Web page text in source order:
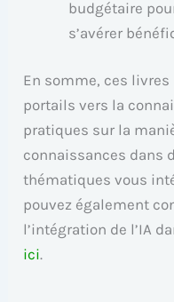
budgétaire
s’avérer
En somme, ces
portails vers la
pratiques sur la
connaissances dans
thématiques vous
pouvez également
l’intégration de l’IA
ici.